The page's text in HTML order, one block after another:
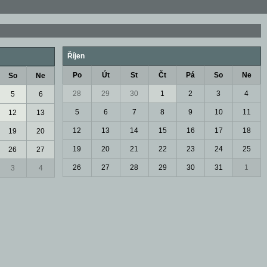
So Ne
5 6
12 13
19 20
26 27
3 4
Říjen
Po Út St Čt Pá So Ne
28 29 30 1 2 3 4
5 6 7 8 9 10 11
12 13 14 15 16 17 18
19 20 21 22 23 24 25
26 27 28 29 30 31 1